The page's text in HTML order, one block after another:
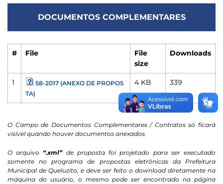
DOCUMENTOS COMPLEMENTARES
# File
File
size
Downloads
1
58-2017 (ANEXO DE PROPOS
TA)
4 KB 339
O Campo de Documentos Complementares / Contratos só ficará
visível quando houver documentos anexados.
O arquivo “.xml”de proposta foi projetado para ser executado
somente no programa de propostas eletrônicas da Prefeitura
Municipal de Queluzito, e deve ser feito o download diretamente na
máquina do usuário, o mesmo pode ser encontrado na página